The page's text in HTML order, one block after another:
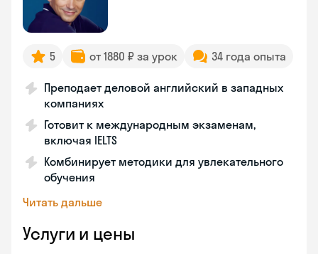
5 от 1880 ₽ за урок 34 года опыта
Преподает деловой английский в западных
компаниях
Готовит к международным экзаменам,
включая IELTS
Комбинирует методики для увлекательного
обучения
Читать дальше
Услуги и цены